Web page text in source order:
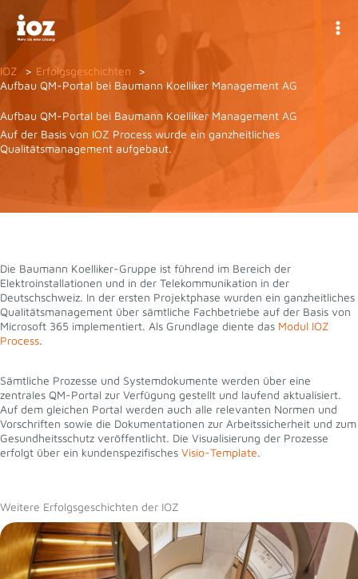
Inhalt
springen
IOZ
Erfolgsgeschichten
Aufbau QM-Portal bei Baumann Koelliker Management AG
Aufbau QM-Portal bei Baumann Koelliker Management AG
Auf der Basis von IOZ Process wurde ein ganzheitliches
Qualitätsmanagement aufgebaut.
Die Baumann Koelliker-Gruppe ist führend im Bereich der
Elektroinstallationen und in der Telekommunikation in der
Deutschschweiz. In der ersten Projektphase wurden ein ganzheitliches
Qualitätsmanagement über sämtliche Fachbetriebe auf der Basis von
Microsoft 365 implementiert. Als Grundlage diente das Modul IOZ
Process.
Sämtliche Prozesse und Systemdokumente werden über eine
zentrales QM-Portal zur Verfügung gestellt und laufend aktualisiert.
Auf dem gleichen Portal werden auch alle relevanten Normen und
Vorschriften sowie die Dokumentationen zur Arbeitssicherheit und zum
Gesundheitsschutz veröffentlicht. Die Visualisierung der Prozesse
erfolgt über ein kundenspezifisches Visio-Template.
Weitere Erfolgsgeschichten der IOZ